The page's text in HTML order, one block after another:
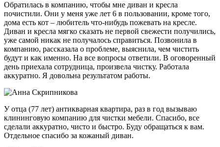
Обратилась в компанию, чтобы мне диван и кресла
почистили. Они у меня уже лет 6 в пользовании, кроме того,
дома есть кот – любитель что-нибудь пожевать на кресле.
Диван и кресла мягко сказать не первой свежести получились,
уже самой никак не получалось справиться. Позвонила в
компанию, рассказала о проблеме, выяснила, чем чистить
будут и как именно. На все вопросы ответили. В оговоренный
день приехала сотрудница, произвела чистку. Работала
аккуратно. Я довольна результатом работы.
У отца (77 лет) антикварная квартира, раз в год вызываю
клининговую компанию для чистки мебели. Спасибо, все
сделали аккуратно, чисто и быстро. Буду обращаться к вам.
Отдельное спасибо за кожаный диван.